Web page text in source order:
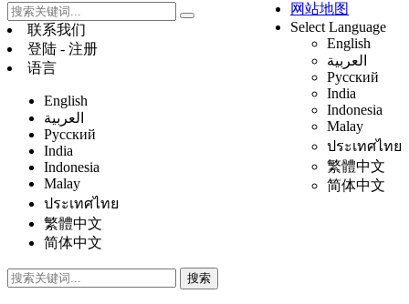
网站地图
Select Language
English
العربية
Русский
India
Indonesia
Malay
ประเทศไทย
繁體中文
简体中文
联系我们
登陆 - 注册
语言
English
العربية
Русский
India
Indonesia
Malay
ประเทศไทย
繁體中文
简体中文